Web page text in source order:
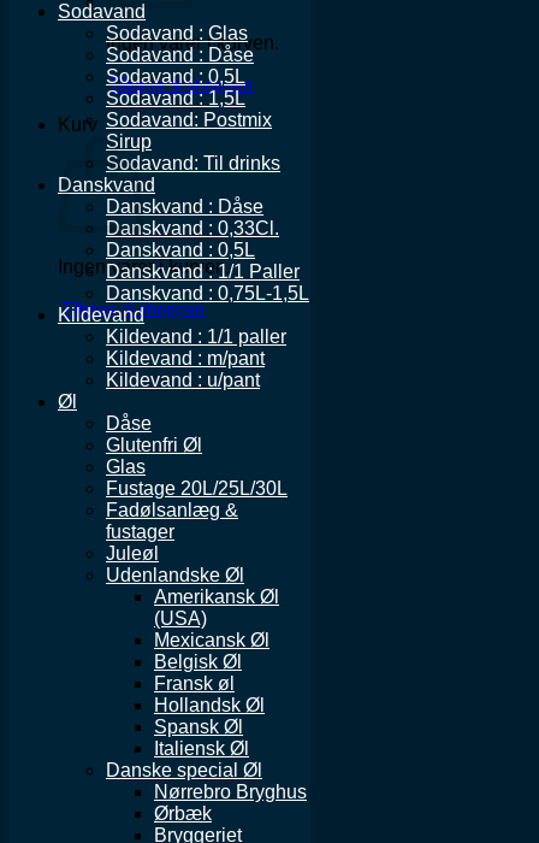
Ingen varer i kurven.
Tilbage til shoppen
Kurv
Ingen varer i kurven.
Tilbage til shoppen
Sodavand
Sodavand : Glas
Sodavand : Dåse
Sodavand : 0,5L
Sodavand : 1,5L
Sodavand: Postmix
Sirup
Sodavand: Til drinks
Danskvand
Danskvand : Dåse
Danskvand : 0,33Cl.
Danskvand : 0,5L
Danskvand : 1/1 Paller
Danskvand : 0,75L-1,5L
Kildevand
Kildevand : 1/1 paller
Kildevand : m/pant
Kildevand : u/pant
Øl
Dåse
Glutenfri Øl
Glas
Fustage 20L/25L/30L
Fadølsanlæg &
fustager
Juleøl
Udenlandske Øl
Amerikansk Øl
(USA)
Mexicansk Øl
Belgisk Øl
Fransk øl
Hollandsk Øl
Spansk Øl
Italiensk Øl
Danske special Øl
Nørrebro Bryghus
Ørbæk
Bryggeriet